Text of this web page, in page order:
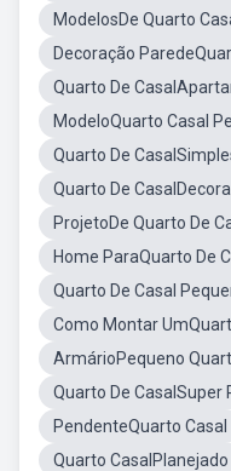
ModelosDe Quarto
Decoração
Quarto De
ModeloQuarto Casal
Quarto De
Quarto De
ProjetoDe Quarto De
Home ParaQuarto De
Quarto De Casal
Como Montar
ArmárioPequeno
Quarto De CasalSuper
PendenteQuarto Casal
Quarto